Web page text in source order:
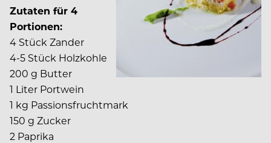
Zutaten für 4
Portionen:
4 Stück Zander
4-5 Stück Holzkohle
200 g Butter
1 Liter Portwein
1 kg Passionsfruchtmark
150 g Zucker
2 Paprika